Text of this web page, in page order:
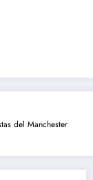
del Manchester